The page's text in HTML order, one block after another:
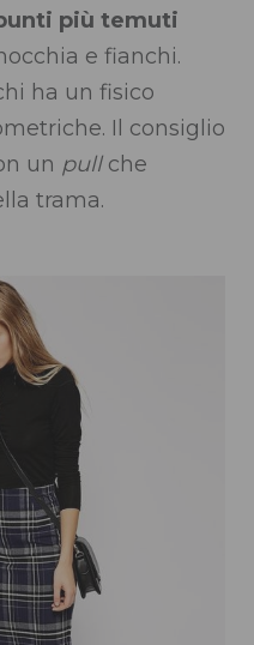
più temuti
e fianchi.
ha un fisico
Il consiglio
un pullche
trama.